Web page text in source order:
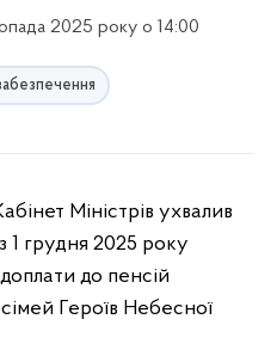
2025 року о 14:00
Міністрів ухвалив
грудня 2025 року
до пенсій
Героїв Небесної